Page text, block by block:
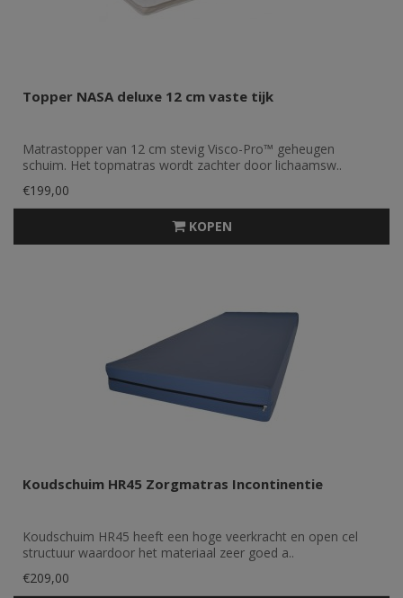
Topper NASA deluxe 12 cm vaste tijk
Matrastopper van 12 cm stevig Visco-Pro™ geheugen
schuim. Het topmatras wordt zachter door lichaamsw..
€199,00
KOPEN
Koudschuim HR45 Zorgmatras Incontinentie
Koudschuim HR45 heeft een hoge veerkracht en open cel
structuur waardoor het materiaal zeer goed a..
€209,00